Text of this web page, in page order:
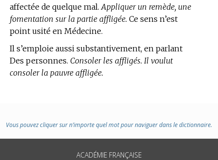
affectée de quelque mal. Appliquer un remède, une
fomentation sur la partie affligée. Ce sens n’est
point usité en Médecine.
Il s’emploie aussi substantivement, en parlant
Des personnes. Consoler les affligés. Il voulut
consoler la pauvre affligée.
Vous pouvez cliquer sur n’importe quel mot pour naviguer dans le dictionnaire.
ACADÉMIE FRANÇAISE